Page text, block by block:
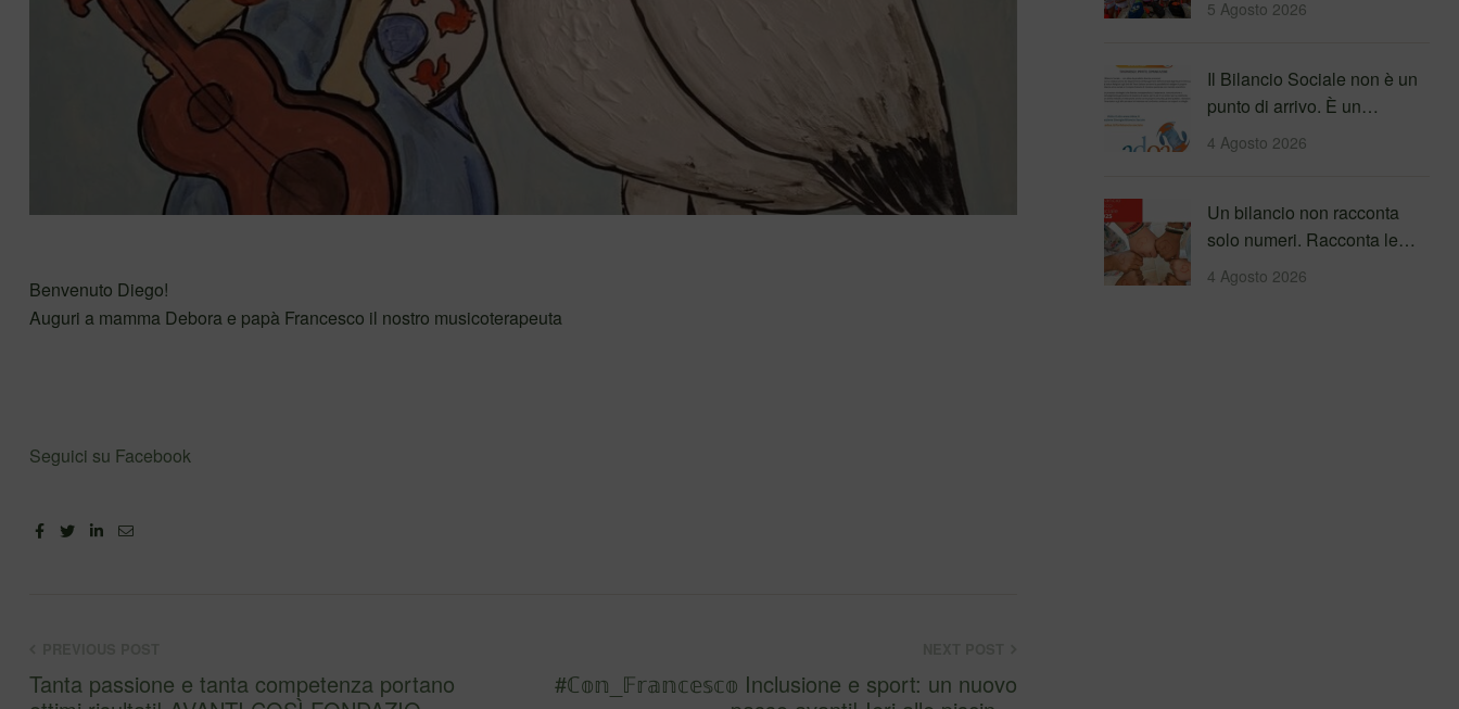
Benvenuto Diego!
Auguri a mamma Debora e papà Francesco il nostro musicoterapeuta
Seguici su Facebook
FacebookTwitterLinkedin
Email
Tanta passione e tanta competenza portano
#ℂ𝕠𝕟_𝔽𝕣𝕒𝕟𝕔𝕖𝕤𝕔𝕠 Inclusione e sport: un nuovo
Messina
5 Agosto 2026
Il Bilancio Sociale non è un
punto di arrivo. È un
percorso che genera
valore!…
4 Agosto 2026
Un bilancio non racconta
solo numeri. Racconta le
persone incontrate, i
percorsi…
4 Agosto 2026